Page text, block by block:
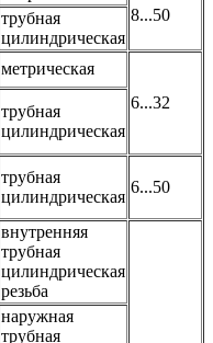
8...50
трубная
цилиндрическая
метрическая
6...32
трубная
цилиндрическая
трубная
цилиндрическая
6...50
внутренняя
трубная
цилиндрическая
резьба
наружная
трубная